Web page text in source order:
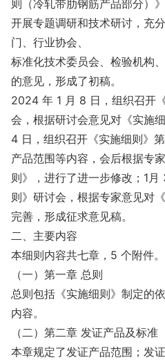
则（冷轧带肋钢筋产品部分）
开展专题调研和技术研讨，充
门、行业协会、
标准化技术委员会、检验机构
的意见，形成了初稿。
2024 年 1 月 8 日，组织召开
会，根据研讨会意见对《实施
4 日，组织召开《实施细则》
产品范围等内容，会后根据专
则》，进行了进一步修改；1
则》研讨会，根据专家意见对
完善，形成征求意见稿。
二、主要内容
本细则内容共七章，5 个附件。
（一）第一章 总则
总则包括《实施细则》制定的
内容。
（二）第二章 发证产品及标准
本章规定了发证产品范围；发